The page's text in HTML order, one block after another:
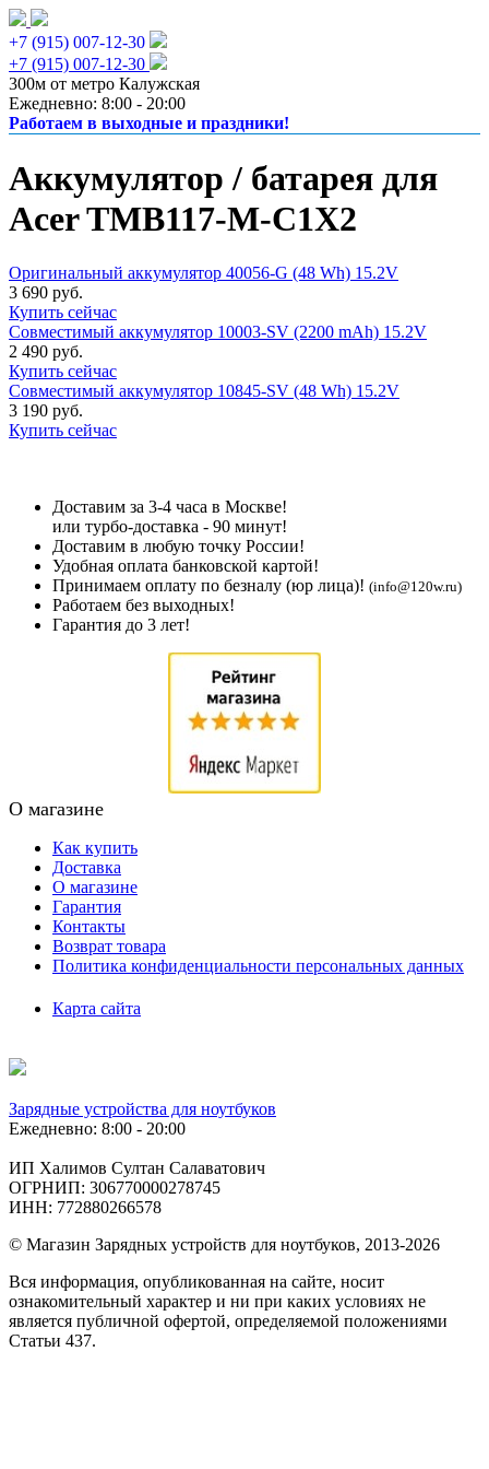
+7 (915) 007-12-30
+7 (915) 007-12-30
300м от метро Калужская
Ежедневно: 8:00 - 20:00
Работаем в выходные и праздники!
Аккумулятор / батарея для
Acer TMB117-M-C1X2
Оригинальный аккумулятор 40056-G (48 Wh) 15.2V
3 690 руб.
Купить сейчас
Совместимый аккумулятор 10003-SV (2200 mAh) 15.2V
2 490 руб.
Купить сейчас
Совместимый аккумулятор 10845-SV (48 Wh) 15.2V
3 190 руб.
Купить сейчас
Доставим за 3-4 часа в Москве!
или турбо-доставка - 90 минут!
Доставим в любую точку России!
Удобная оплата банковской картой!
Принимаем оплату по безналу (юр лица)! (info@120w.ru)
Работаем без выходных!
Гарантия до 3 лет!
О магазине
Как купить
Доставка
О магазине
Гарантия
Контакты
Возврат товара
Политика конфиденциальности персональных данных
Карта сайта
Зарядные устройства для ноутбуков
Ежедневно: 8:00 - 20:00
ИП Халимов Султан Салаватович
ОГРНИП: 306770000278745
ИНН: 772880266578
© Магазин Зарядных устройств для ноутбуков, 2013-2026
Вся информация, опубликованная на сайте, носит
ознакомительный характер и ни при каких условиях не
является публичной офертой, определяемой положениями
Статьи 437.